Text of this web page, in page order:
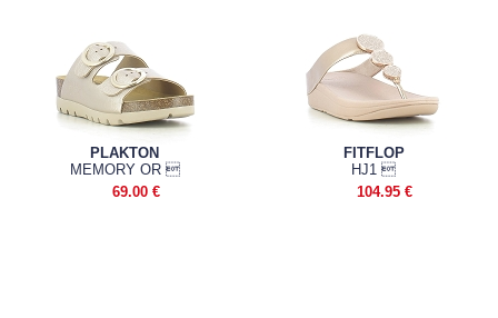
PLAKTON
MEMORY OR 
69.00 €
FITFLOP
HJ1 
104.95 €